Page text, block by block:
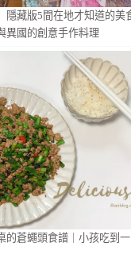
隱藏版5間在地才知道的
異國的創意手作料理
的蒼蠅頭食譜｜小孩吃到